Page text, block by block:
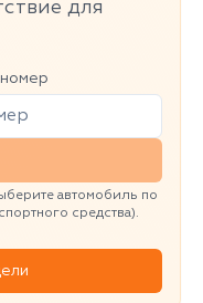
для
автомобиль по
средства).